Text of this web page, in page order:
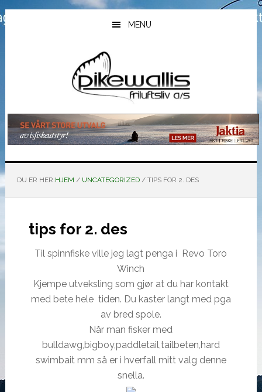
Hopp
til
Hopp
til
Hopp
til
MENU
DU ER HER:HJEM / UNCATEGORIZED /TIPS FOR 2. DES
tips for 2. des
Til spinnfiske ville jeg lagt penga i
Revo Toro
Winch
Kjempe utveksling som gjør at du har kontakt
med bete hele tiden. Du kaster langt med pga
av bred spole.
Når man fisker med
bulldawg,bigboy,paddletail,tailbeten,hard
swimbait mm så er i hverfall mitt valg denne
snella.